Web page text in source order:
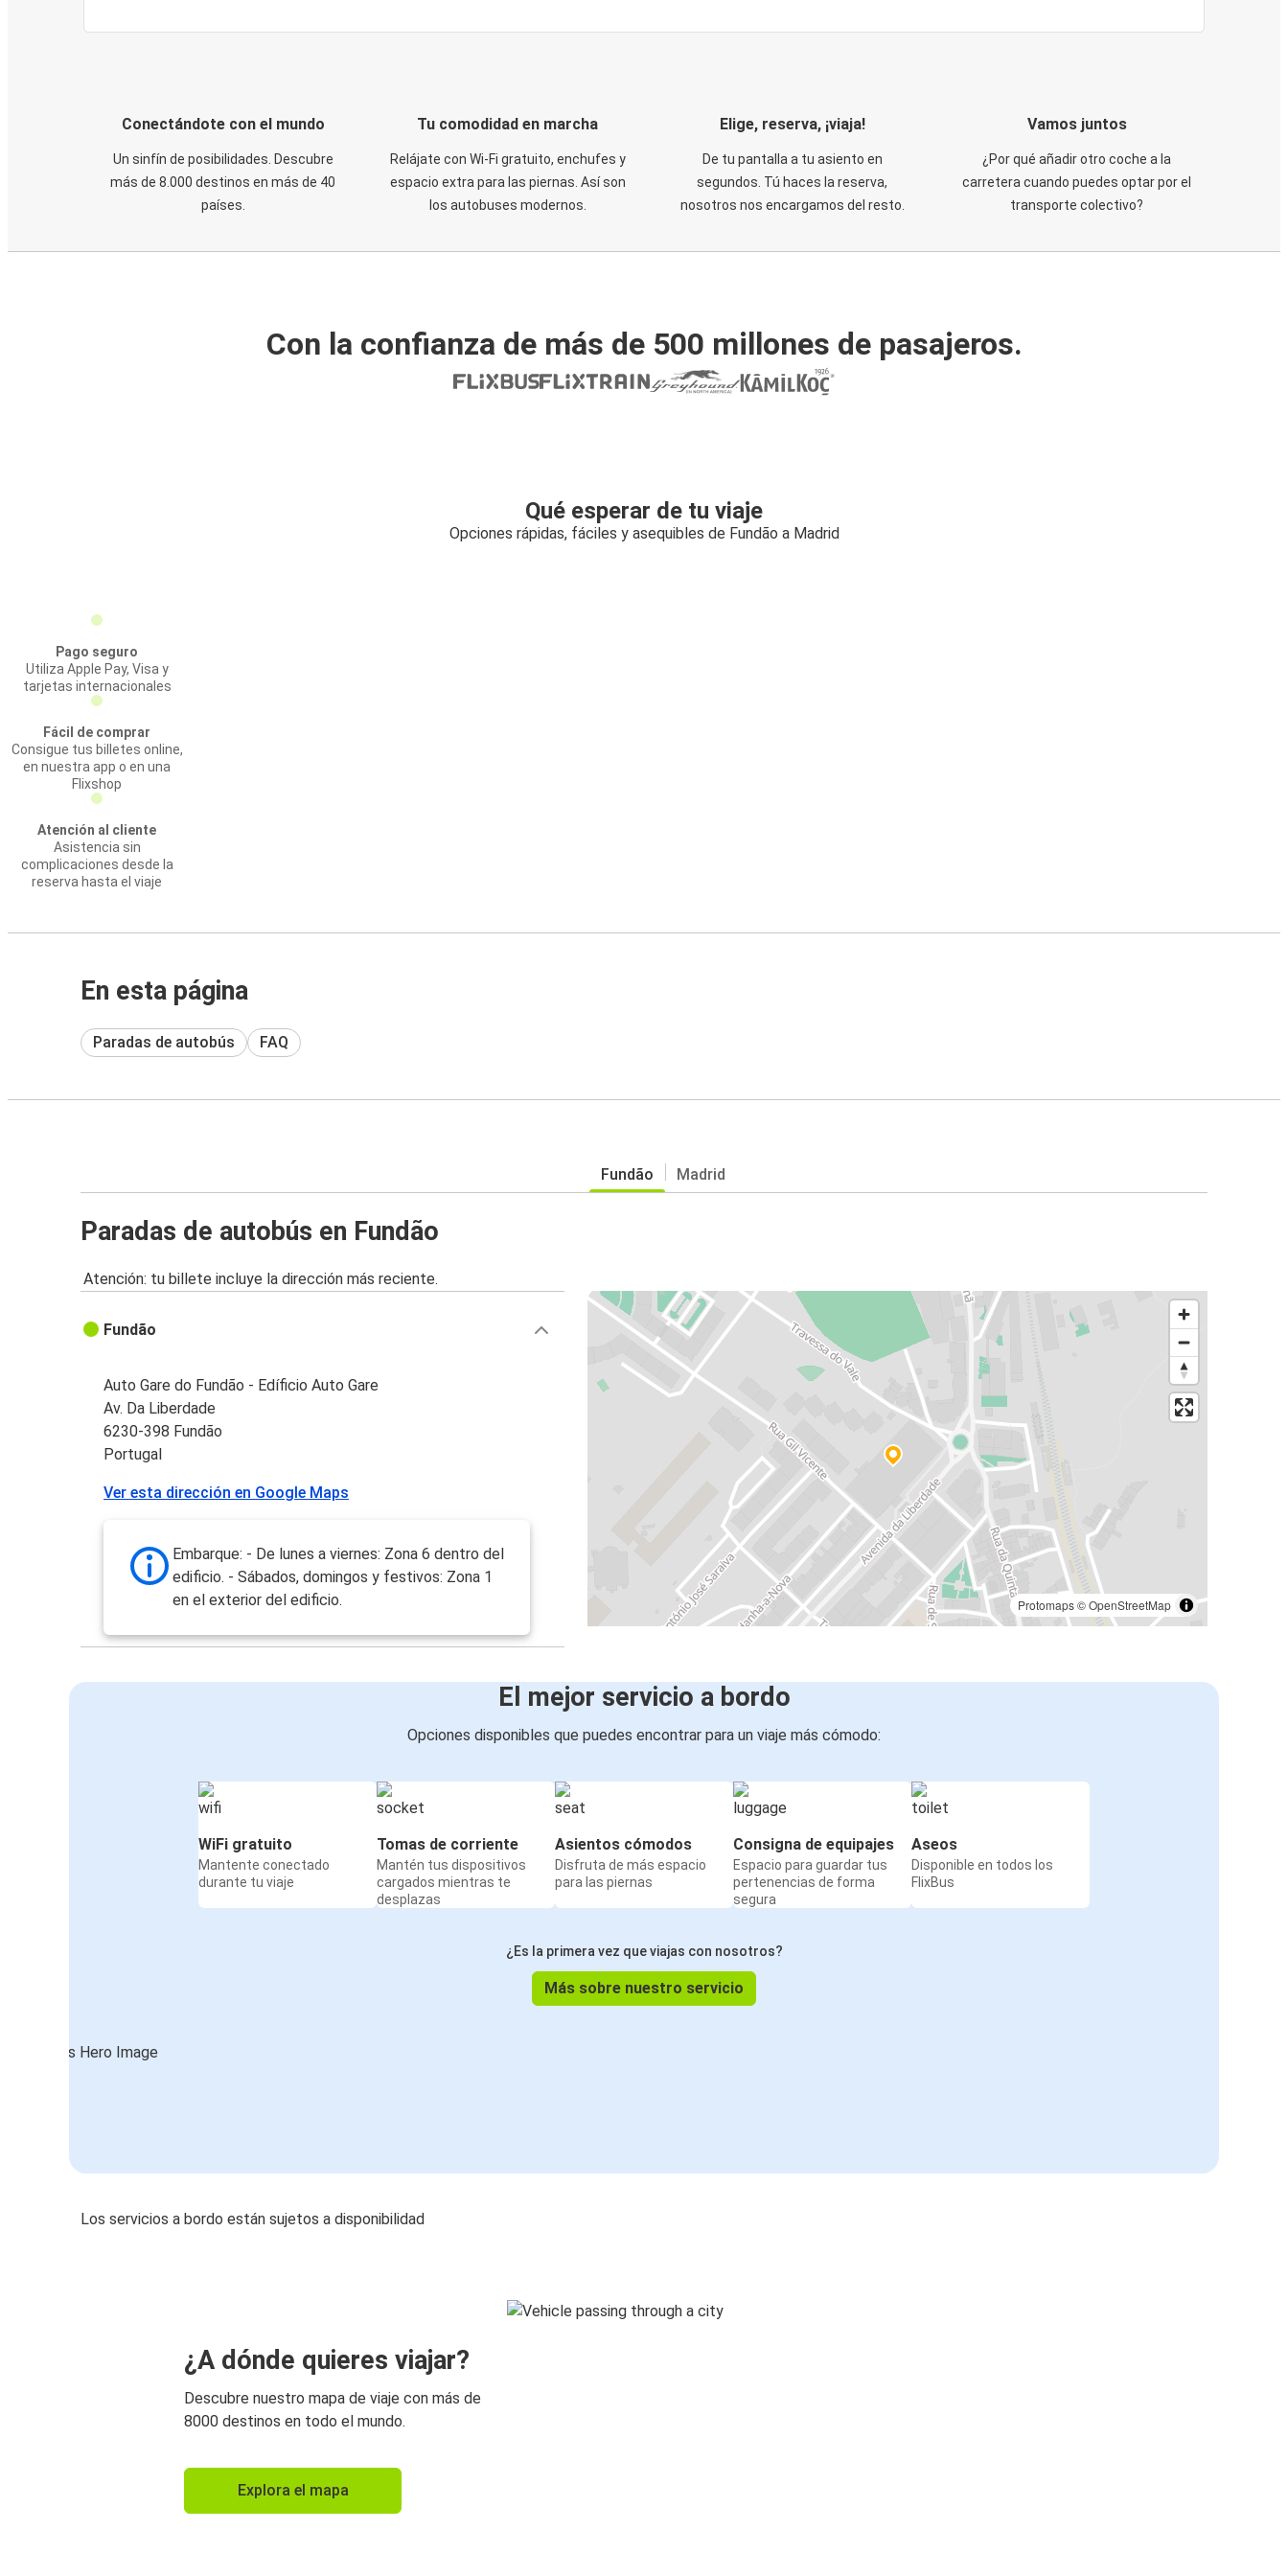
Conectándote con el mundo
Un sinfín de posibilidades. Descubre
más de 8.000 destinos en más de 40
países.
Tu comodidad en marcha
Relájate con Wi-Fi gratuito, enchufes y
espacio extra para las piernas. Así son
los autobuses modernos.
Elige, reserva, ¡viaja!
De tu pantalla a tu asiento en
segundos. Tú haces la reserva,
nosotros nos encargamos del resto.
Vamos juntos
¿Por qué añadir otro coche a la
carretera cuando puedes optar por el
transporte colectivo?
Con la confianza de más de 500 millones de pasajeros.
Qué esperar de tu viaje
Opciones rápidas, fáciles y asequibles de Fundão a Madrid
Pago seguro
Utiliza Apple Pay, Visa y
tarjetas internacionales
Fácil de comprar
Consigue tus billetes online,
en nuestra app o en una
Flixshop
Atención al cliente
Asistencia sin
complicaciones desde la
reserva hasta el viaje
En esta página
Paradas de autobús FAQ
Fundão Madrid
Paradas de autobús en Fundão
Atención: tu billete incluye la dirección más reciente.
Protomaps©OpenStreetMap
Fundão
Auto Gare do Fundão - Edíficio Auto Gare
Av. Da Liberdade
6230-398 Fundão
Portugal
Ver esta dirección en Google Maps
Embarque: - De lunes a viernes: Zona 6 dentro del
edificio. - Sábados, domingos y festivos: Zona 1
en el exterior del edificio.
El mejor servicio a bordo
Opciones disponibles que puedes encontrar para un viaje más cómodo:
WiFi gratuito
Mantente conectado
durante tu viaje
Tomas de corriente
Mantén tus dispositivos
cargados mientras te
desplazas
Asientos cómodos
Disfruta de más espacio
para las piernas
Consigna de equipajes
Espacio para guardar tus
pertenencias de forma
segura
Aseos
Disponible en todos los
FlixBus
¿Es la primera vez que viajas con nosotros?
Más sobre nuestro servicio
Los servicios a bordo están sujetos a disponibilidad
¿A dónde quieres viajar?
Descubre nuestro mapa de viaje con más de
8000 destinos en todo el mundo.
Explora el mapa